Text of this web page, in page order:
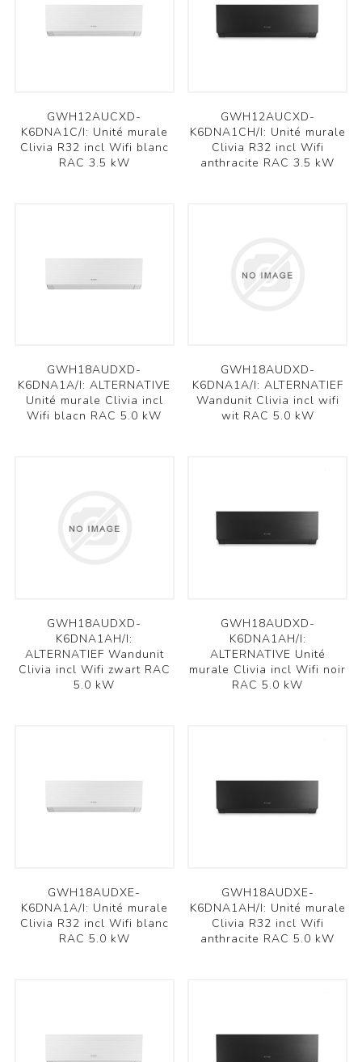
GWH12AUCXD-
K6DNA1C/I: Unité murale
Clivia R32 incl Wifi blanc
RAC 3.5 kW
GWH12AUCXD-
K6DNA1CH/I: Unité murale
Clivia R32 incl Wifi
anthracite RAC 3.5 kW
GWH18AUDXD-
K6DNA1A/I: ALTERNATIVE
Unité murale Clivia incl
Wifi blacn RAC 5.0 kW
GWH18AUDXD-
K6DNA1A/I: ALTERNATIEF
Wandunit Clivia incl wifi
wit RAC 5.0 kW
GWH18AUDXD-
K6DNA1AH/I:
ALTERNATIEF Wandunit
Clivia incl Wifi zwart RAC
5.0 kW
GWH18AUDXD-
K6DNA1AH/I:
ALTERNATIVE Unité
murale Clivia incl Wifi noir
RAC 5.0 kW
GWH18AUDXE-
K6DNA1A/I: Unité murale
Clivia R32 incl Wifi blanc
RAC 5.0 kW
GWH18AUDXE-
K6DNA1AH/I: Unité murale
Clivia R32 incl Wifi
anthracite RAC 5.0 kW